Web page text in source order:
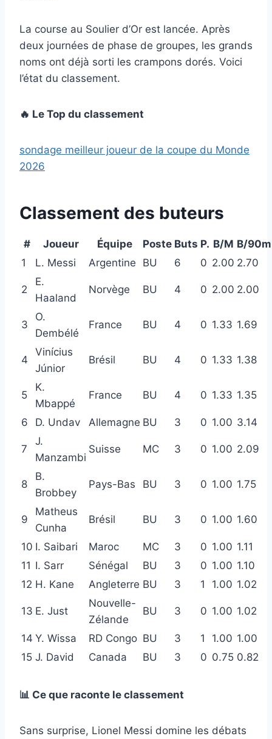
La course au Soulier d’Or est lancée. Après
deux journées de phase de groupes, les grands
noms ont déjà sorti les crampons dorés. Voici
l’état du classement.
🔥 Le Top du classement
sondage meilleur joueur de la coupe du Monde
2026
Classement des buteurs
# Joueur Équipe Poste Buts P. B/M B/90m
1
L. Messi Argentine BU 6 0 2.00 2.70
2
E.
Haaland
Norvège BU 4 0 2.00 2.00
3
O.
Dembélé
France BU 4 0 1.33 1.69
4
Vinícius
Júnior
Brésil BU 4 0 1.33 1.38
5
K.
Mbappé
France BU 4 0 1.33 1.35
6 D. Undav Allemagne BU 3 0 1.00 3.14
7
J.
Manzambi
Suisse MC 3 0 1.00 2.09
8
B.
Brobbey
Pays-Bas BU 3 0 1.00 1.75
9
Matheus
Cunha
Brésil BU 3 0 1.00 1.60
10 I. Saibari Maroc MC 3 0 1.00 1.11
11 I. Sarr Sénégal BU 3 0 1.00 1.10
12 H. Kane Angleterre BU 3 1 1.00 1.02
13 E. Just
Nouvelle-
Zélande
BU 3 0 1.00 1.02
14 Y. Wissa RD Congo BU 3 1 1.00 1.00
15 J. David Canada BU 3 0 0.75 0.82
📊 Ce que raconte le classement
Sans surprise, Lionel Messi domine les débats